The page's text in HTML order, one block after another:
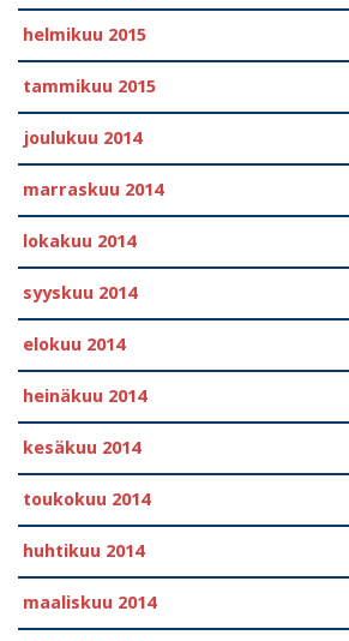
helmikuu 2015
tammikuu 2015
joulukuu 2014
marraskuu 2014
lokakuu 2014
syyskuu 2014
elokuu 2014
heinäkuu 2014
kesäkuu 2014
toukokuu 2014
huhtikuu 2014
maaliskuu 2014